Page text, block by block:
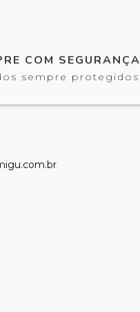
COM SEGURANÇA
sempre protegidos